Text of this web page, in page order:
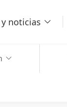
noticias